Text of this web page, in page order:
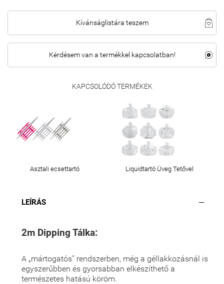
Kívánságlistára teszem
Kérdésem van a termékkel kapcsolatban!
KAPCSOLÓDÓ TERMÉKEK
Asztali ecsettartó Liquidtartó Üveg Tetővel
LEÍRÁS
2m Dipping Tálka:
A „mártogatós” rendszerben, még a géllakkozásnál is
egyszerűbben és gyorsabban elkészíthető a
természetes hatású köröm.